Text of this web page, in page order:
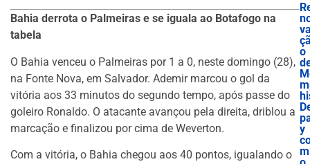
Bahia derrota o Palmeiras e se iguala ao Botafogo na
tabela
O Bahia venceu o Palmeiras por 1 a 0, neste domingo (28),
na Fonte Nova, em Salvador. Ademir marcou o gol da
vitória aos 33 minutos do segundo tempo, após passe do
goleiro Ronaldo. O atacante avançou pela direita, driblou a
marcação e finalizou por cima de Weverton.
Com a vitória, o Bahia chegou aos 40 pontos, igualando o
o
y
m